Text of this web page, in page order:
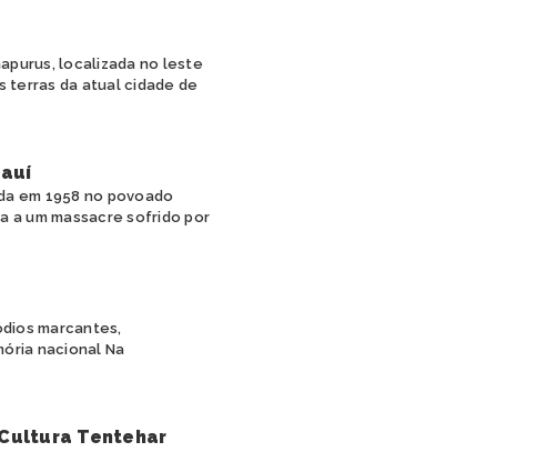
localizada no leste
terras da atual cidade de
em 1958 no povoado
a um massacre sofrido por
marcantes,
nacional Na
Tentehar